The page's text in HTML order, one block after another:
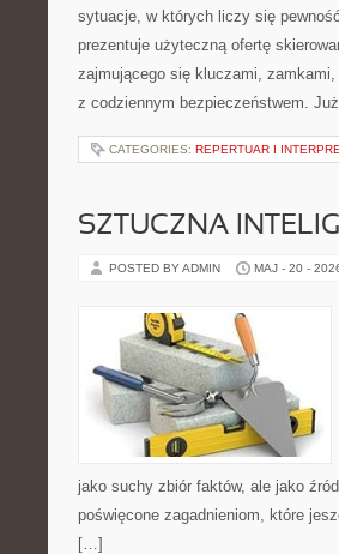
sytuacje, w których liczy się
prezentuje użyteczną ofertę
zajmującego się kluczami,
z codziennym bezpieczeństwem.
CATEGORIES: REPERTUAR I
SZTUCZNA
POSTED BY ADMIN MAJ - 20 -
jako suchy zbiór faktów, ale jako
poświęcone zagadnieniom, które
[…]